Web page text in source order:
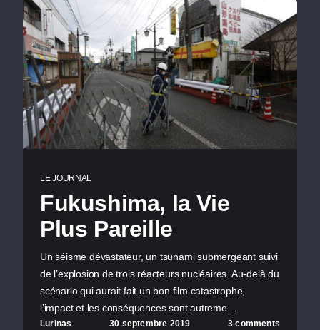
LE JOURNAL
Fukushima, la Vie
Plus Pareille
Un séisme dévastateur, un tsunami submergeant suivi
de l’explosion de trois réacteurs nucléaires. Au-delà du
scénario qui aurait fait un bon film catastrophe,
l’impact et les conséquences sont autreme…
Lurinas 30 septembre 2019 3 comments